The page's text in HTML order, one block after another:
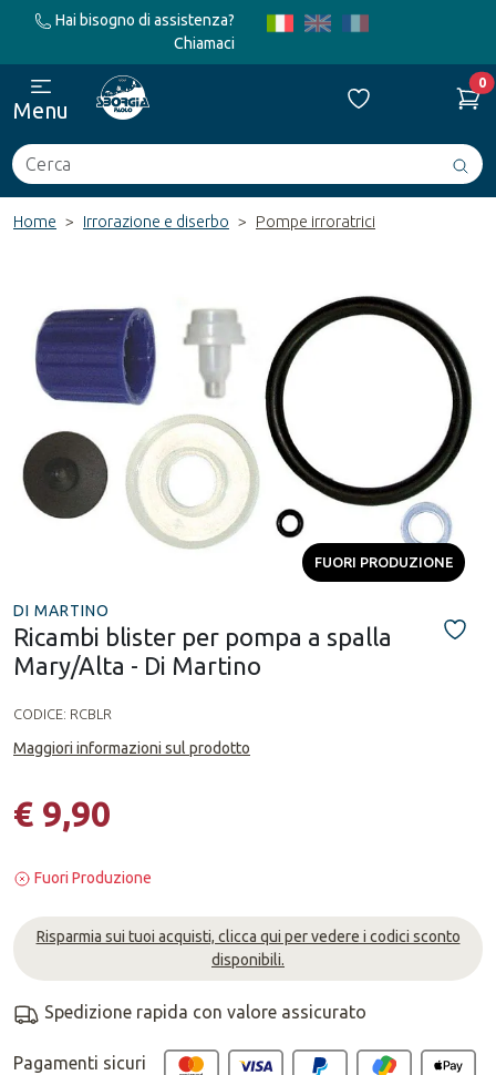
Hai bisogno di assistenza?
Chiamaci
Cerca
0
Menu
Home Irrorazione e diserbo Pompe irroratrici
FUORI PRODUZIONE
DI MARTINO
Ricambi blister per pompa a spalla
Mary/Alta - Di Martino
CODICE: RCBLR
Maggiori informazioni sul prodotto
€ 9,90
Fuori Produzione
Risparmia sui tuoi acquisti, clicca qui per vedere i codici sconto
disponibili.
Spedizione rapida con valore assicurato
Pagamenti sicuri